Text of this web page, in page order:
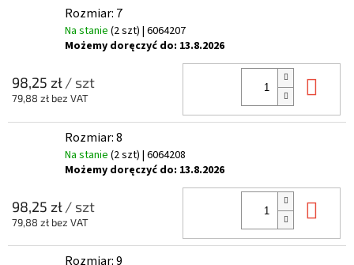
Rozmiar: 7
Na stanie (2 szt) | 6064207
Możemy doręczyć do: 13.8.2026
98,25 zł/ szt
79,88 zł bez VAT
Rozmiar: 8
Na stanie (2 szt) | 6064208
Możemy doręczyć do: 13.8.2026
98,25 zł/ szt
79,88 zł bez VAT
Rozmiar: 9